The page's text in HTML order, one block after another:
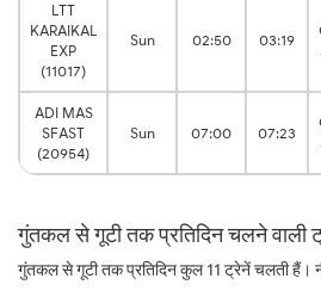
LTT
KARAIKAL
EXP
(11017)
Sun 02:50 03:19
ADI MAS
SFAST
(20954)
Sun 07:00 07:23
गुंतकल से गूटी तक प्रतिदिन चलने वाली
गुंतकल से गूटी तक प्रतिदिन कुल 11 ट्रेनें चलती हैं।